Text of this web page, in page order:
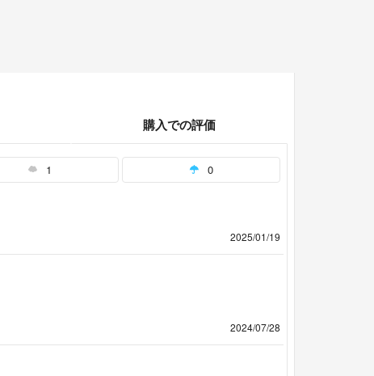
購入での評価
1 0
2025/01/19
2024/07/28